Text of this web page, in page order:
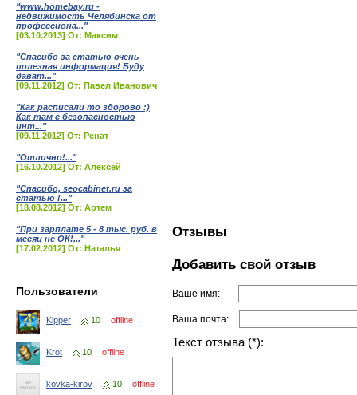
"www.homebay.ru -
недвижимость Челябинска от
профессиона..."
[03.10.2013] От: Максим
"Спасибо за статью очень
полезная информация! Буду
дават..."
[09.11.2012] От: Павел Иванович
"Как расписали то здорово :)
Как там с безопасностью
инт..."
[09.11.2012] От: Ренат
"Отлично!..."
[16.10.2012] От: Алексей
"Спасибо, seocabinet.ru за
статью !..."
[18.08.2012] От: Артем
"При зарплате 5 - 8 тыс. руб. в
месяц не ОК!..."
[17.02.2012] От: Наталья
Пользователи
Kipper 10 offline
Krot 10 offline
kovka-kirov 10 offline
Отзывы
Добавить свой отзыв
Ваше имя:
Ваша почта:
Текст отзыва (*):